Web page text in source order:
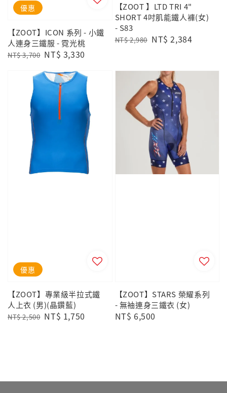
優惠
【ZOOT】ICON 系列 - 小鐵
人連身三鐵服 - 霓光桃
Regular
NT$ 3,700 Sale
NT$ 3,330
【ZOOT 】LTD TRI 4"
SHORT 4吋肌能鐵人褲(女)
- S83
Regular
NT$ 2,980 Sale
NT$ 2,384
優惠
【ZOOT】專業級半拉式鐵
人上衣 (男)(晶鑽藍)
Regular
NT$ 2,500 Sale
NT$ 1,750
【ZOOT】STARS 榮耀系列
- 無袖連身三鐵衣 (女)
Regular
NT$ 6,500